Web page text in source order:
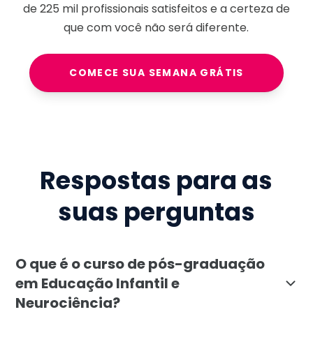
de225 milprofissionais satisfeitos e a certeza de
que com você não será diferente.
COMECE SUA SEMANA GRÁTIS
Respostas para as
suas perguntas
O que é o curso de pós-graduação
em Educação Infantil e
Neurociência?